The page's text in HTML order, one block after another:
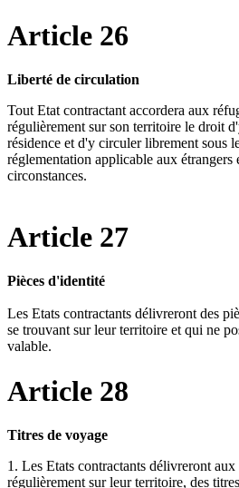
Article 26
Liberté de circulation
Tout Etat contractant accordera aux
régulièrement sur son territoire le droit
résidence et d'y circuler librement sous
réglementation applicable aux étrangers
circonstances.
Article 27
Pièces d'identité
Les Etats contractants délivreront des
se trouvant sur leur territoire et qui ne
valable.
Article 28
Titres de voyage
1. Les Etats contractants délivreront
régulièrement sur leur territoire, des